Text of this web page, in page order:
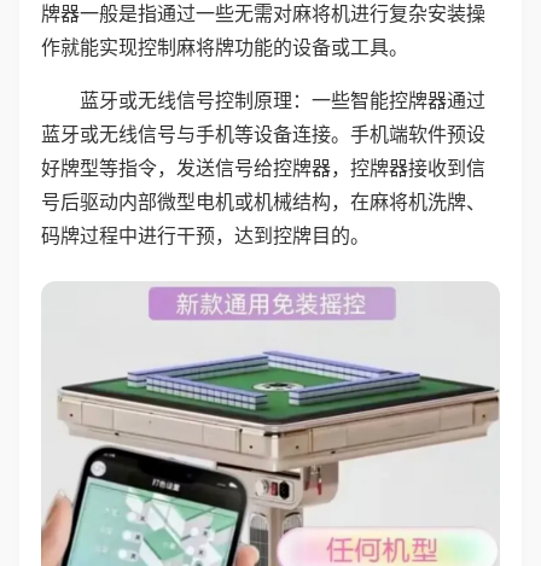
牌器一般是指通过一些无需对麻将机进行复杂安装操
作就能实现控制麻将牌功能的设备或工具。
蓝牙或无线信号控制原理：一些智能控牌器通过
蓝牙或无线信号与手机等设备连接。手机端软件预设
好牌型等指令，发送信号给控牌器，控牌器接收到信
号后驱动内部微型电机或机械结构，在麻将机洗牌、
码牌过程中进行干预，达到控牌目的。